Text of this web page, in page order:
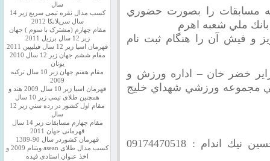
مسابقات را بصورت حضوري
ملي شعبه اهرم
و فيش آن را هنگام ثبت نام
خضر خان – اداره ورزش و
مجموعه ورزشي شهداي خليج
حسين نيك اندام : 09174470518
سال
کسب مدال نقره تیمی سریع زیر 14
سال سریلانکا 2012
مقام چهارم (مشترک با سوم ) جهان
زیر 12 سال برزیل 2011
قهرمان اسيا زير 12 سال فیلیپین 2011
مقام ششم جهان زیر 12 سال 2010
یونان
مقام هفتم جهان زیر 10 سال ترکیه
2009
قهرمان اسيا زیر 10 سال 2009 هند و
همچنین طلای تیمی زیر 10 سال
مقام اول كشور در رده سني زير 12
سال
مقام چهارم مسابقات زیر 14 سال
قهرمانی جهان 2011
قهرمان کشوردر سال 90-1389
کسب مدال طلای asean ویتنام 2009 و
اخذ عنوان استادی فیده